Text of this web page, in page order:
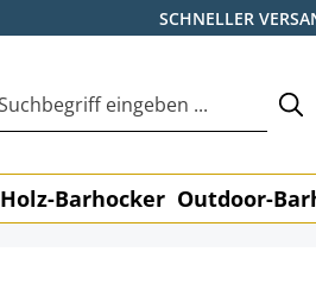
SCHNELLER
Holz-Barhocker Outdoor-